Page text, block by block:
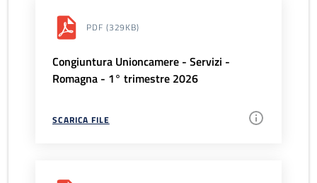
PDF (329KB)
Congiuntura Unioncamere - Servizi -
Romagna - 1° trimestre 2026
SCARICA FILE